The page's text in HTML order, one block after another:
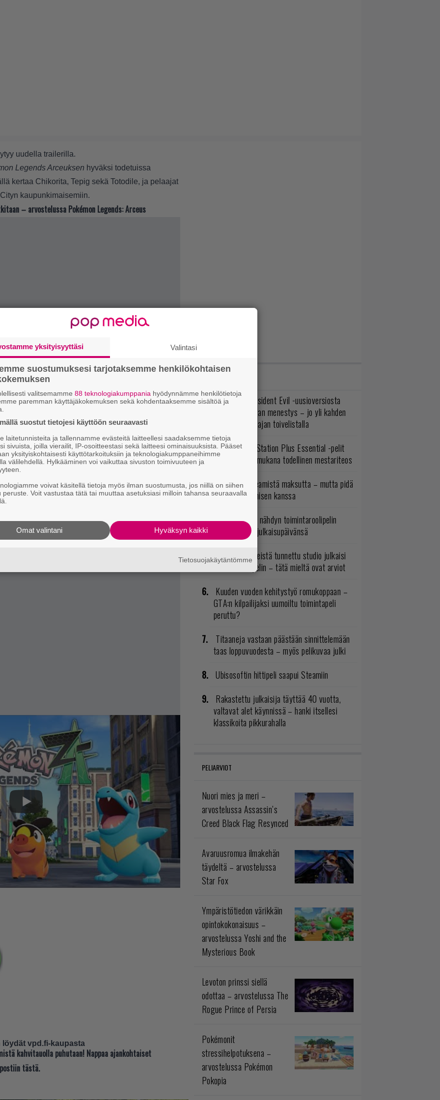
uudella trailerilla.
Legends Arceuksen hyväksi todetuissa
kertaa Chikorita, Tepig sekä Totodile, ja pelaajat
kaupunkimaisemiin.
– arvostelussa Pokémon Legends: Arceus
pelinsä vuonna 2022 – arvaatko kärkiviisikon?
ilmestymisajankohta rajattiin ympäripyöreästi
vaikuttaa siis hyvin todennäköiseltä.
Switchille.
löydät vpd.fi-kaupasta
kahvitauolla puhutaan! Nappaa ajankohtaiset
tästä.
Tulevasta Resident Evil -uusioversiosta
näyttäisi tulevan menestys – jo yli kahden
miljoonan pelaajan toivelistalla
Elokuun PlayStation Plus Essential -pelit
ilmestyivät – mukana todellinen mestariteos
Loistopeli Steamistä maksutta – mutta pidä
kiirettä lataamisen kanssa
Vuonna 2018 nähdyn toimintaroolipelin
jatko-osa sai julkaisupäivänsä
Pokémon-peleistä tunnettu studio julkaisi
toimintaroolipelin – tätä mieltä ovat arviot
Kuuden vuoden kehitystyö romukoppaan –
GTA:n kilpailijaksi uumoiltu toimintapeli
peruttu?
Titaaneja vastaan päästään sinnittelemään
taas loppuvuodesta – myös pelikuvaa julki
Ubisosoftin hittipeli saapui Steamiin
Rakastettu julkaisija täyttää 40 vuotta,
valtavat alet käynnissä – hanki itsellesi
klassikoita pikkurahalla
PELIARVIOT
Nuori mies ja meri –
arvostelussa Assassin’s
Creed Black Flag Resynced
Avaruusromua ilmakehän
täydeltä – arvostelussa
Star Fox
Ympäristötiedon värikkäin
opintokokonaisuus –
arvostelussa Yoshi and the
Mysterious Book
Levoton prinssi siellä
odottaa – arvostelussa The
Rogue Prince of Persia
Pokémonit
stressihelpotuksena –
arvostelussa Pokémon
Pokopia
yksityisyyttäsi Valintasi
suostumuksesi tarjotaksemme henkilökohtaisen
valitsemamme 88 teknologiakumppania hyödynnämme henkilötietoja
paremman käyttäjäkokemuksen sekä kohdentaaksemme sisältöä ja
suostut tietojesi käyttöön seuraavasti
laitetunnisteita ja tallennamme evästeitä laitteellesi saadaksemme tietoja
sivuista, joilla vierailit, IP-osoitteestasi sekä laitteesi ominaisuuksista. Pääset
yksityiskohtaisesti käyttötarkoituksiin ja teknologiakumppaneihimme
välilehdellä. Hylkääminen voi vaikuttaa sivuston toimivuuteen ja
voivat käsitellä tietoja myös ilman suostumusta, jos niillä on siihen
peruste. Voit vastustaa tätä tai muuttaa asetuksiasi milloin tahansa seuraavalla
Hyväksyn kaikki
Omat valintani
Tietosuojakäytäntömme